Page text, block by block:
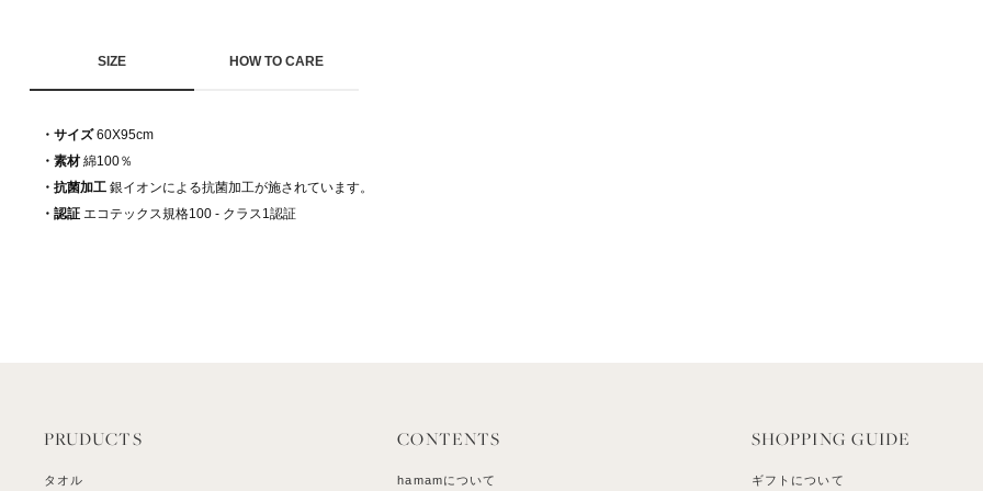
SIZE
・サイズ60X95cm
・素材綿100％
・抗菌加工銀イオンによる抗菌加工が施されています。
・認証エコテックス規格100 - クラス1認証
HOW TO CARE
PRUDUCTS
タオル
CONTENTS
hamamについて
SHOPPING GUIDE
ギフトについて